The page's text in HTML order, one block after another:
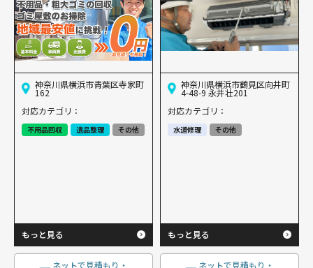
神奈川県横浜市青葉区寺家町
162
対応カテゴリ：
不用品回収 遺品整理 その他
もっと見る
ネットで見積もり・
神奈川県横浜市鶴見区向井町
4-48-9 永井壮201
対応カテゴリ：
水道修理 その他
もっと見る
ネットで見積もり・